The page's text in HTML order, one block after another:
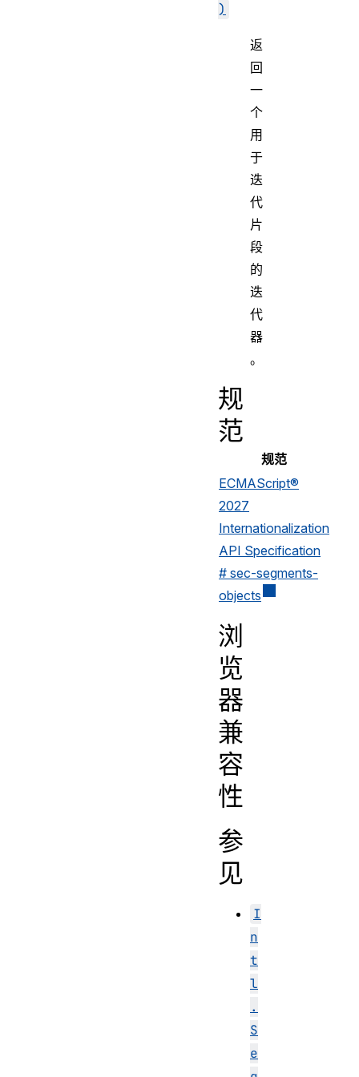
)
返
回
一
个
用
于
迭
代
片
段
的
迭
代
器
。
规
范
规范
ECMAScript®
2027
Internationalization
API Specification
# sec-segments-
objects
浏
览
器
兼
容
性
参
见
I
n
t
l
.
S
e